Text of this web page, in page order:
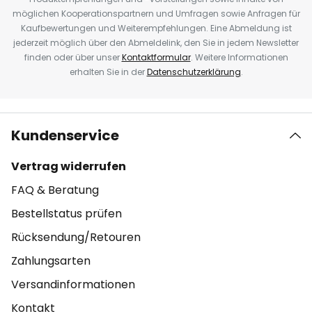
möglichen Kooperationspartnern und Umfragen sowie Anfragen für
Kaufbewertungen und Weiterempfehlungen. Eine Abmeldung ist
jederzeit möglich über den Abmeldelink, den Sie in jedem Newsletter
finden oder über unserKontaktformular. Weitere Informationen
erhalten Sie in derDatenschutzerklärung.
Kundenservice
Vertrag widerrufen
FAQ & Beratung
Bestellstatus prüfen
Rücksendung/Retouren
Zahlungsarten
Versandinformationen
Kontakt